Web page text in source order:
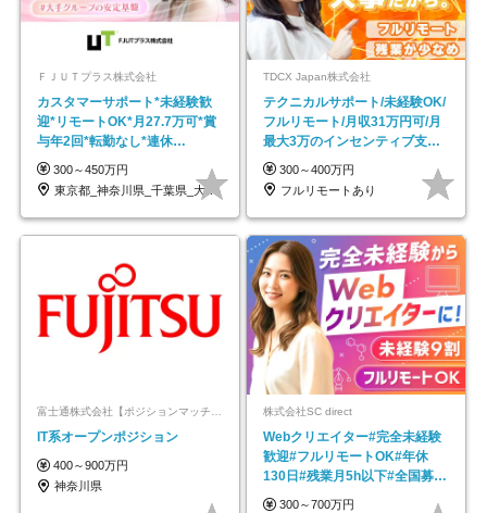
ＦＪＵＴプラス株式会社
カスタマーサポート*未経験歓
迎*リモートOK*月27.7万可*賞
与年2回*転勤なし*連休
OK/ZE010232
300～450万円
東京都_神奈川県_千葉県_大阪府_愛知県…
TDCX Japan株式会社
テクニカルサポート/未経験OK/
フルリモート/月収31万円可/月
最大3万のインセンティブ支給/
平均年齢33歳
300～400万円
フルリモートあり
富士通株式会社【ポジションマッチ登録】
IT系オープンポジション
400～900万円
神奈川県
株式会社SC direct
Webクリエイター#完全未経験
歓迎#フルリモートOK#年休
130日#残業月5h以下#全国募集
#最大1年の研修
300～700万円